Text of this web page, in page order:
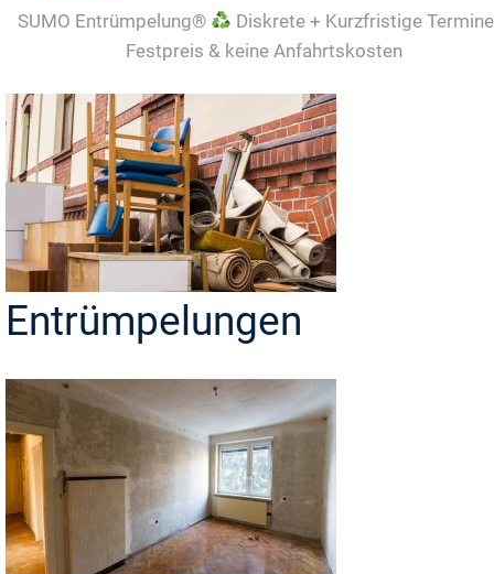
SUMO Entrümpelung®
Diskrete + Kurzfristige
Festpreis & keine Anfahrtskosten
Entrümpelungen